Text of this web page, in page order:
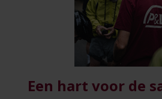
Een hart voor de